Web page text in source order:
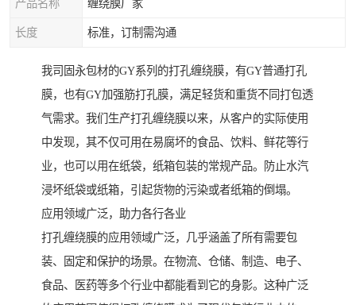
产品名称 缠绕膜厂家
长度 标准，订制需沟通
我司固永包材的GY系列的打孔缠绕膜，有GY普通打孔
膜，也有GY加强筋打孔膜，满足轻货和重货不同打包透
气需求。我们生产打孔缠绕膜以来，从客户的实际使用
中发现，其不仅可用在易腐坏的食品、饮料、鲜花等行
业，也可以用在纸袋，纸箱包装的常规产品。防止水汽
浸坏纸袋或纸箱，引起货物的污染或者纸箱的倒塌。
应用领域广泛，助力各行各业
打孔缠绕膜的应用领域广泛，几乎涵盖了所有需要包
装、固定和保护的场景。在物流、仓储、制造、电子、
食品、医药等多个行业中都能看到它的身影。这种广泛